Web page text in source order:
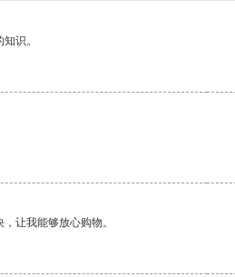
识。
让我能够放心购物。